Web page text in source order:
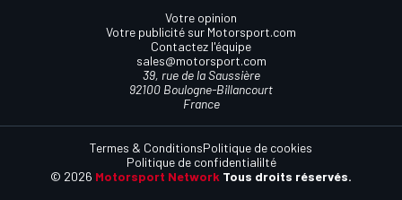
Votre opinion
Votre publicité sur Motorsport.com
Contactez l'équipe
sales@motorsport.com
39, rue de la Saussière
92100 Boulogne-Billancourt
France
© 2026 Motorsport Network Tous droits réservés.
Termes & ConditionsPolitique de cookies
Politique de confidentialilté